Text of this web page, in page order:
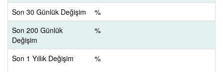
Son 30 Günlük Değişim
%
Son 200 Günlük
Değişim
%
Son 1 Yıllık Değişim %